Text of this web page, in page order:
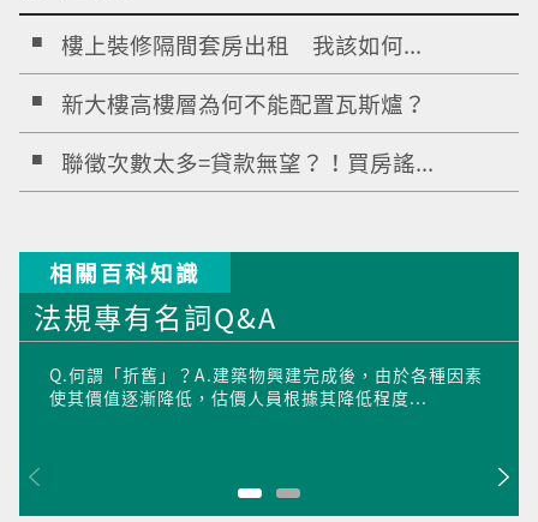
樓上裝修隔間套房出租 我該如何...
新大樓高樓層為何不能配置瓦斯爐？
聯徵次數太多=貸款無望？！買房謠...
相關百科知識
法規專有名詞Q&A
Q.何謂「折舊」？A.建築物興建完成後，由於各種因素
使其價值逐漸降低，估價人員根據其降低程度...